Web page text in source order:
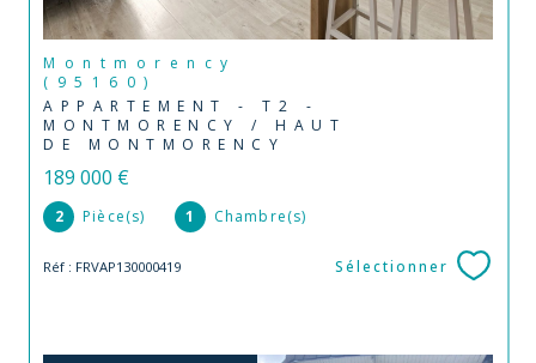
Montmorency
(95160)
APPARTEMENT - T2 -
MONTMORENCY / HAUT
DE MONTMORENCY
189 000 €
2 Pièce(s) 1 Chambre(s)
Réf : FRVAP130000419 Sélectionner